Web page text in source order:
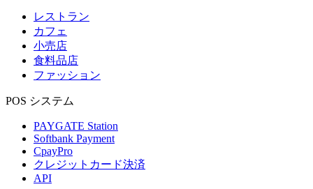
レストラン
カフェ
小売店
食料品店
ファッション
POS システム
PAYGATE Station
Softbank Payment
CpayPro
クレジットカード決済
API